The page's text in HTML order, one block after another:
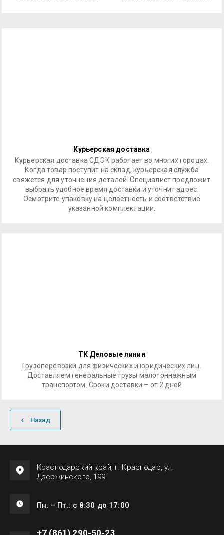
Курьерская доставка
Курьерская доставка СДЭК работает во многих городах.
Когда товар поступит на склад, курьерская служба
свяжется для уточнения деталей. Специалист предложит
выбрать удобное время доставки и уточнит адрес.
Осмотрите упаковку на целостность и соответствие
указанной комплектации.
ТК Деловые линии
Грузоперевозки для физических и юридических лиц.
Доставляем генеральные грузы малотоннажным
транспортом. Сроки доставки – от 2 дней
Назад
Краснодарский край, г. Краснодар, ул.
Дзержинского, 199
Пн. – Пт.: с 8:30 до 17:00
+7 (861) 290-50-23